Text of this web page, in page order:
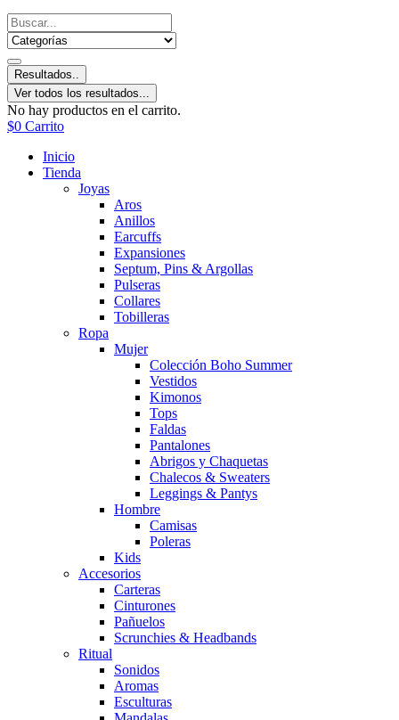
Resultados..
Ver todos los resultados...
No hay productos en el carrito.
$0 Carrito
Inicio
Tienda
Joyas
Aros
Anillos
Earcuffs
Expansiones
Septum, Pins & Argollas
Pulseras
Collares
Tobilleras
Ropa
Mujer
Colección Boho Summer
Vestidos
Kimonos
Tops
Faldas
Pantalones
Abrigos y Chaquetas
Chalecos & Sweaters
Leggings & Pantys
Hombre
Camisas
Poleras
Kids
Accesorios
Carteras
Cinturones
Pañuelos
Scrunchies & Headbands
Ritual
Sonidos
Aromas
Esculturas